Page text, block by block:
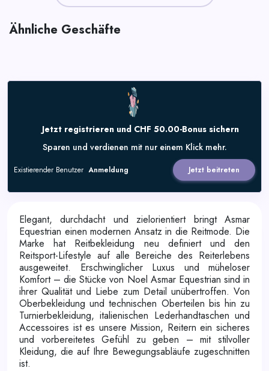
Ähnliche Geschäfte
Jetzt registrieren und CHF 50.00-Bonus sichern
Sparen und verdienen mit nur einem Klick mehr.
Jetzt beitreten
Existierender Benutzer Anmeldung
Elegant, durchdacht und zielorientiert bringt Asmar
Equestrian einen modernen Ansatz in die Reitmode. Die
Marke hat Reitbekleidung neu definiert und den
Reitsport-Lifestyle auf alle Bereiche des Reiterlebens
ausgeweitet. Erschwinglicher Luxus und müheloser
Komfort – die Stücke von Noel Asmar Equestrian sind in
ihrer Qualität und Liebe zum Detail unübertroffen. Von
Oberbekleidung und technischen Oberteilen bis hin zu
Turnierbekleidung, italienischen Lederhandtaschen und
Accessoires ist es unsere Mission, Reitern ein sicheres
und vorbereitetes Gefühl zu geben – mit stilvoller
Kleidung, die auf Ihre Bewegungsabläufe zugeschnitten
ist.